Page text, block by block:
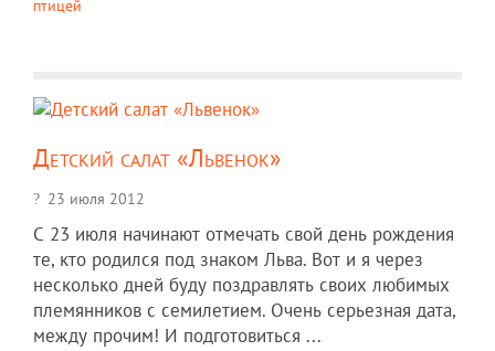
птицей
Детский салат «Львенок»
23 июля 2012
С 23 июля начинают отмечать свой день рождения
те, кто родился под знаком Льва. Вот и я через
несколько дней буду поздравлять своих любимых
племянников с семилетием. Очень серьезная дата,
между прочим! И подготовиться ...